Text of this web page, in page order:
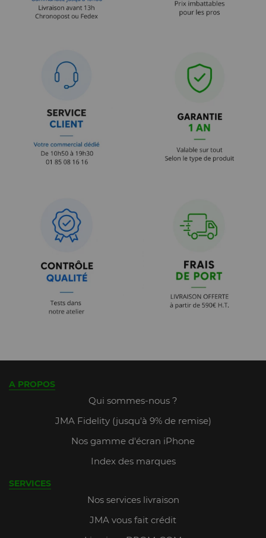
A PROPOS
Qui sommes-nous ?
JMA Fidelity (jusqu'à 9% de remise)
Nos gamme d'écran iPhone
Index des marques
SERVICES
Nos services livraison
JMA vous fait crédit